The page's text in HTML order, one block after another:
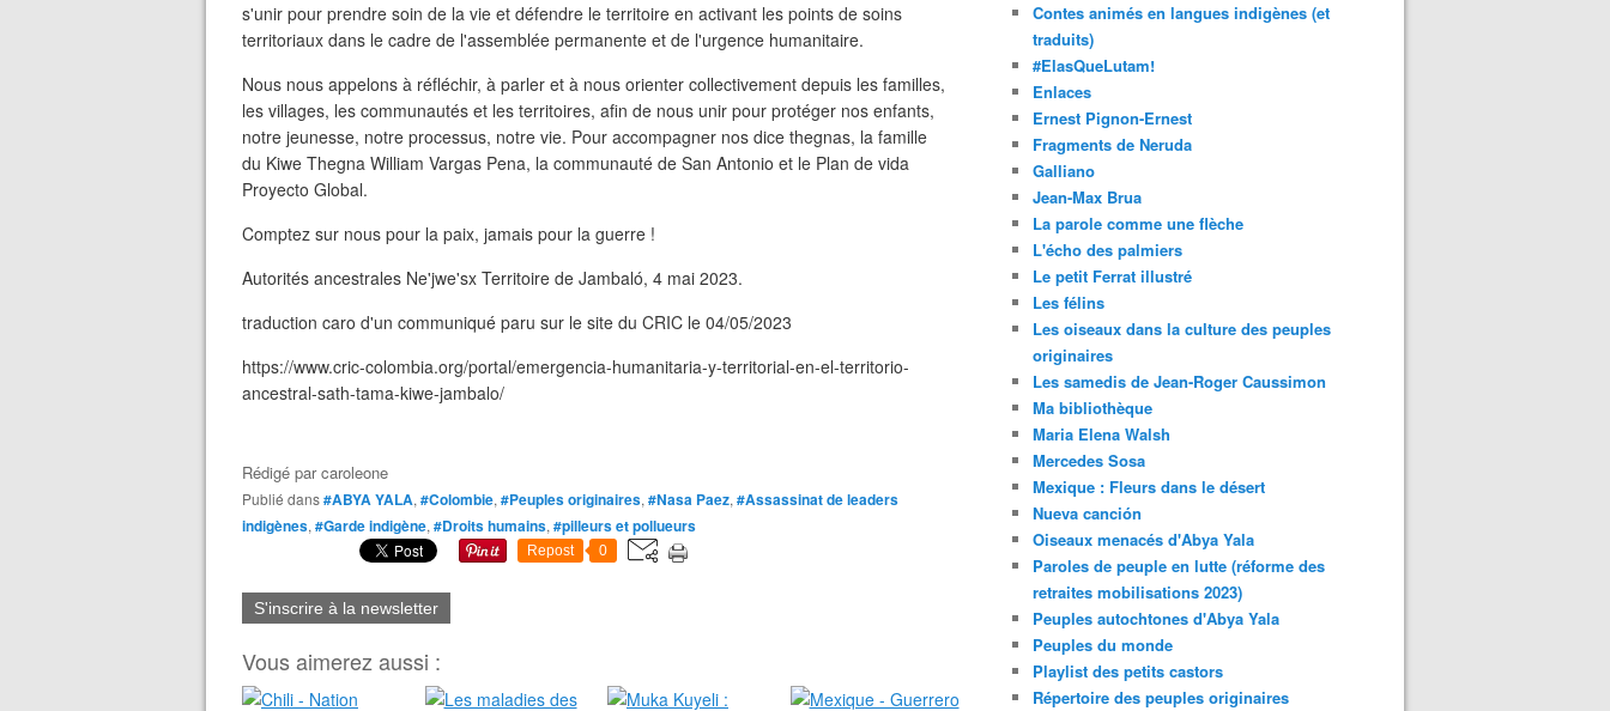
s'unir pour prendre soin de la vie et défendre le territoire en activant les points de soins
territoriaux dans le cadre de l'assemblée permanente et de l'urgence humanitaire.
Nous nous appelons à réfléchir, à parler et à nous orienter collectivement depuis les familles,
les villages, les communautés et les territoires, afin de nous unir pour protéger nos enfants,
notre jeunesse, notre processus, notre vie. Pour accompagner nos dice thegnas, la famille
du Kiwe Thegna William Vargas Pena, la communauté de San Antonio et le Plan de vida
Proyecto Global.
Comptez sur nous pour la paix, jamais pour la guerre !
Autorités ancestrales Ne'jwe'sx Territoire de Jambaló, 4 mai 2023.
traduction caro d'un communiqué paru sur le site du CRIC le 04/05/2023
https://www.cric-colombia.org/portal/emergencia-humanitaria-y-territorial-en-el-territorio-
ancestral-sath-tama-kiwe-jambalo/
Rédigé parcaroleone
Publié dans#ABYA YALA, #Colombie, #Peuples originaires, #Nasa Paez, #Assassinat de leaders
indigènes, #Garde indigène, #Droits humains, #pilleurs et pollueurs
Repost 0
S'inscrire à la newsletter
Vous aimerez aussi :
Contes animés en langues indigènes (et
traduits)
#ElasQueLutam!
Enlaces
Ernest Pignon-Ernest
Fragments de Neruda
Galliano
Jean-Max Brua
La parole comme une flèche
L'écho des palmiers
Le petit Ferrat illustré
Les félins
Les oiseaux dans la culture des peuples
originaires
Les samedis de Jean-Roger Caussimon
Ma bibliothèque
Maria Elena Walsh
Mercedes Sosa
Mexique : Fleurs dans le désert
Nueva canción
Oiseaux menacés d'Abya Yala
Paroles de peuple en lutte (réforme des
retraites mobilisations 2023)
Peuples autochtones d'Abya Yala
Peuples du monde
Playlist des petits castors
Répertoire des peuples originaires